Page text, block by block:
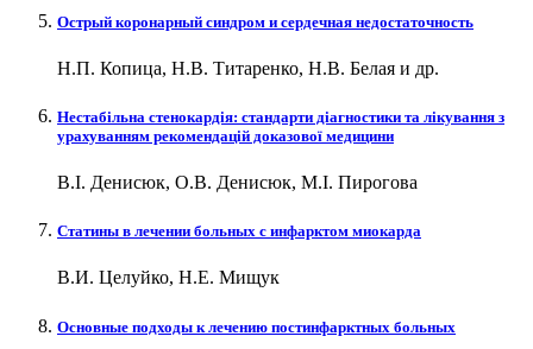
Острый коронарный синдром и сердечная недостаточность
Н.П. Копица, Н.В. Титаренко, Н.В. Белая и др.
Нестабільна стенокардія: стандарти діагностики та лікування з
урахуванням рекомендацій доказової медицини
В.І. Денисюк, О.В. Денисюк, М.І. Пирогова
Статины в лечении больных с инфарктом миокарда
В.И. Целуйко, Н.Е. Мищук
Основные подходы к лечению постинфарктных больных